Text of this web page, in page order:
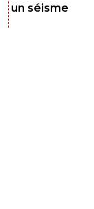
un séisme